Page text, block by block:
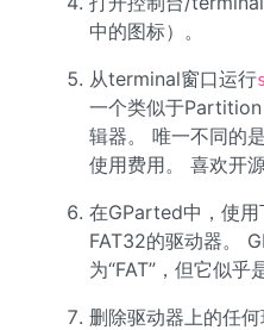
中的图标）。
从terminal窗口运行
一个类似于
辑器。 唯一不同的
使用费用。 喜欢开
在GParted中，使
FAT32的驱动器。
为“FAT”，但它似乎
删除驱动器上的任何